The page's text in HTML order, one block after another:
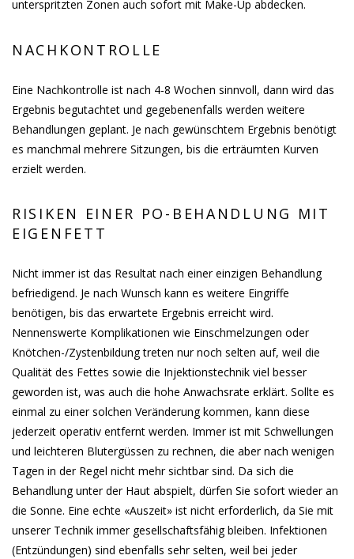
unterspritzten Zonen auch sofort mit Make-Up abdecken.
NACHKONTROLLE
Eine Nachkontrolle ist nach 4-8 Wochen sinnvoll, dann wird das
Ergebnis begutachtet und gegebenenfalls werden weitere
Behandlungen geplant. Je nach gewünschtem Ergebnis benötigt
es manchmal mehrere Sitzungen, bis die erträumten Kurven
erzielt werden.
RISIKEN EINER PO-BEHANDLUNG MIT
EIGENFETT
Nicht immer ist das Resultat nach einer einzigen Behandlung
befriedigend. Je nach Wunsch kann es weitere Eingriffe
benötigen, bis das erwartete Ergebnis erreicht wird.
Nennenswerte Komplikationen wie Einschmelzungen oder
Knötchen-/Zystenbildung treten nur noch selten auf, weil die
Qualität des Fettes sowie die Injektionstechnik viel besser
geworden ist, was auch die hohe Anwachsrate erklärt. Sollte es
einmal zu einer solchen Veränderung kommen, kann diese
jederzeit operativ entfernt werden. Immer ist mit Schwellungen
und leichteren Blutergüssen zu rechnen, die aber nach wenigen
Tagen in der Regel nicht mehr sichtbar sind. Da sich die
Behandlung unter der Haut abspielt, dürfen Sie sofort wieder an
die Sonne. Eine echte «Auszeit» ist nicht erforderlich, da Sie mit
unserer Technik immer gesellschaftsfähig bleiben. Infektionen
(Entzündungen) sind ebenfalls sehr selten, weil bei jeder